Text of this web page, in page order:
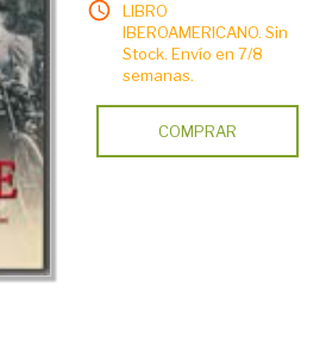
LIBRO
IBEROAMERICANO. Sin
Stock. Envío en 7/8
semanas.
COMPRAR